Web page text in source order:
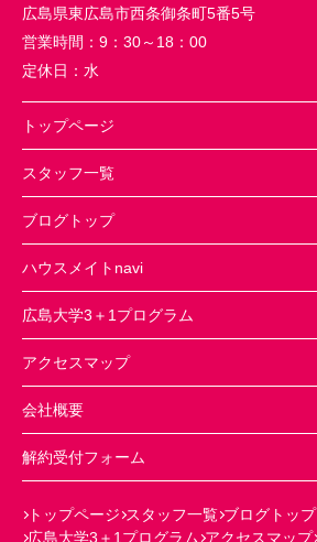
広島県東広島市西条御条町5番5号
営業時間： 9：30～18：00
定休日： 水
トップページ
スタッフ一覧
ブログトップ
ハウスメイトnavi
広島大学3＋1プログラム
アクセスマップ
会社概要
解約受付フォーム
トップページ スタッフ一覧 ブログトップ
広島大学3＋1プログラム アクセスマップ